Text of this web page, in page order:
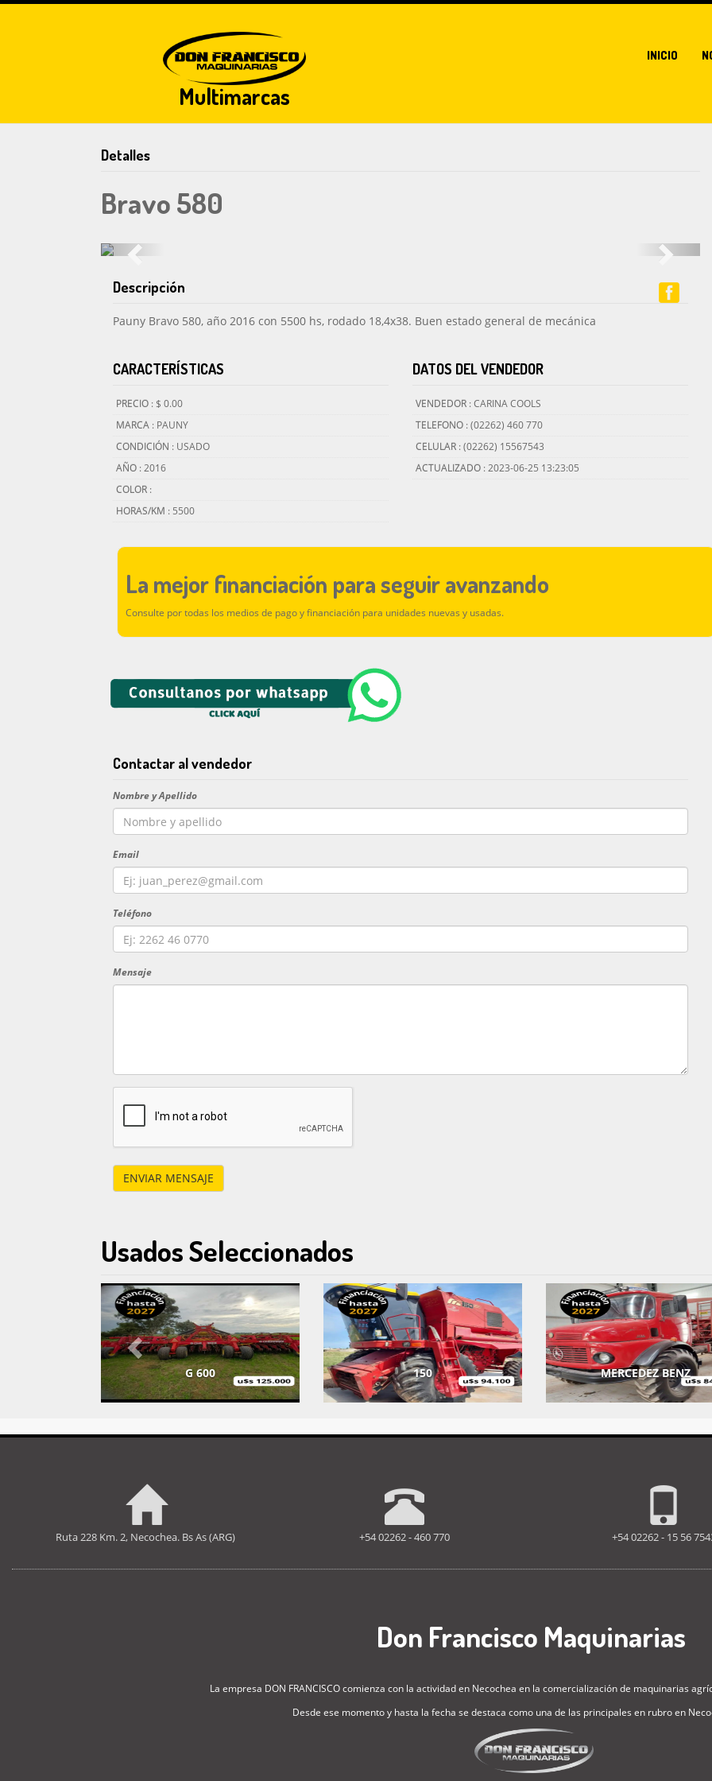
Multimarcas
INICIO
Detalles
Bravo 580
PREVIOUS NEXT
Descripción
Pauny Bravo 580, año 2016 con 5500 hs, rodado 18,4x38. Buen estado general de mecánica
CARACTERÍSTICAS
PRECIO : $ 0.00
MARCA : PAUNY
CONDICIÓN : USADO
AÑO : 2016
COLOR :
HORAS/KM : 5500
DATOS DEL VENDEDOR
VENDEDOR : CARINA COOLS
TELEFONO : (02262) 460 770
CELULAR : (02262) 15567543
ACTUALIZADO : 2023-06-25 13:23:05
La mejor financiación para seguir avanzando
Consulte por todas los medios de pago y financiación para unidades nuevas y usadas.
Contactar al vendedor
Nombre y Apellido
Email
Teléfono
Mensaje
ENVIAR MENSAJE
Usados Seleccionados
G 600 150 MERCEDEZ BENZ
Ruta 228 Km. 2, Necochea. Bs As (ARG) +54 02262 - 460 770 +54 02262 - 15 56
Don Francisco Maquinarias
La empresa DON FRANCISCO comienza con la actividad en Necochea en la comercialización de maquinarias
Desde ese momento y hasta la fecha se destaca como una de las principales en rubro en